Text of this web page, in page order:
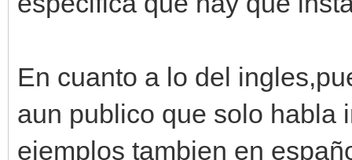
En cuanto a lo del
aun publico que solo habla
ejemplos tambien en